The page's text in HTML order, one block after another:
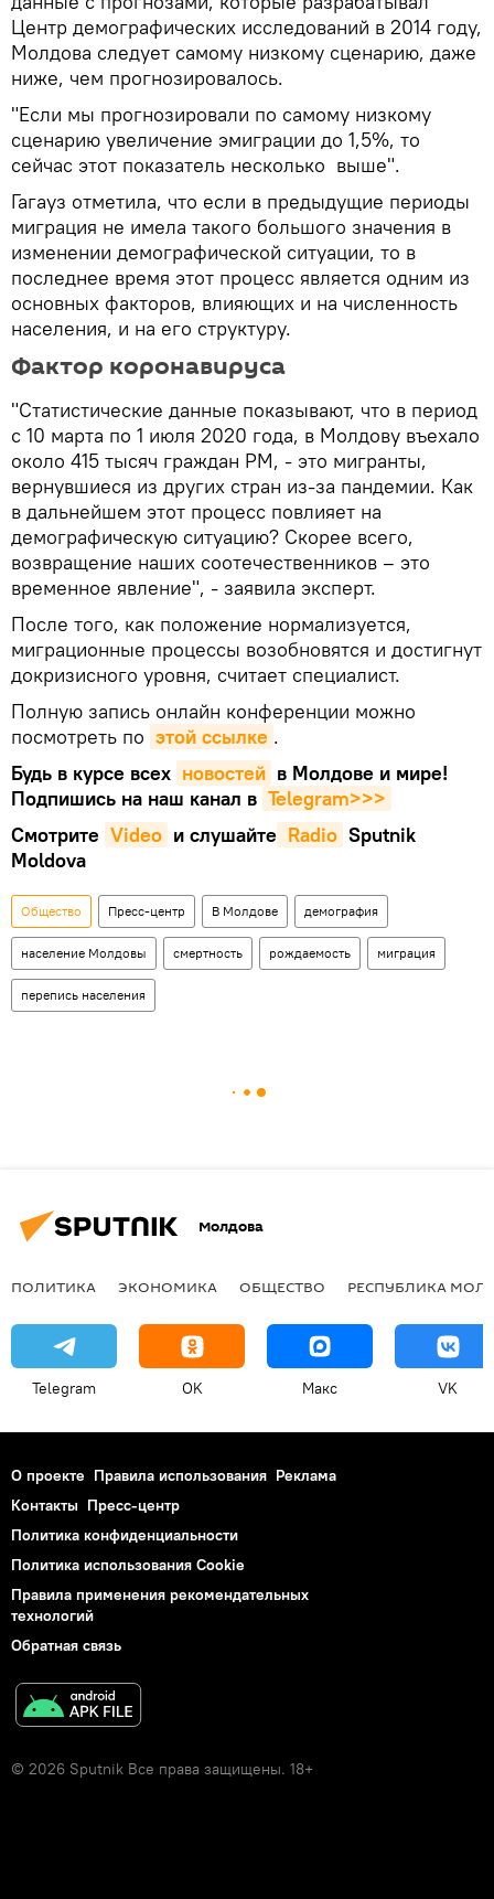
Центр демографических исследований в 2014 году,
Молдова следует самому низкому сценарию, даже
ниже, чем прогнозировалось.
"Если мы прогнозировали по самому низкому
сценарию увеличение эмиграции до 1,5%, то
сейчас этот показатель несколько выше".
Гагауз отметила, что если в предыдущие периоды
миграция не имела такого большого значения в
изменении демографической ситуации, то в
последнее время этот процесс является одним из
основных факторов, влияющих и на численность
населения, и на его структуру.
Фактор коронавируса
"Статистические данные показывают, что в период
с 10 марта по 1 июля 2020 года, в Молдову въехало
около 415 тысяч граждан РМ, - это мигранты,
вернувшиеся из других стран из-за пандемии. Как
в дальнейшем этот процесс повлияет на
демографическую ситуацию? Скорее всего,
возвращение наших соотечественников – это
временное явление", - заявила эксперт.
После того, как положение нормализуется,
миграционные процессы возобновятся и достигнут
докризисного уровня, считает специалист.
Полную запись онлайн конференции можно
посмотреть по этой ссылке .
Будь в курсе всех новостей в Молдове и мире!
Подпишись на наш канал в Telegram>>>
Смотрите Video и слушайте Radio Sputnik
Moldova
Общество Пресс-центр В Молдове демография
население Молдовы смертность рождаемость миграция
перепись населения
Молдова
ПОЛИТИКА ЭКОНОМИКА ОБЩЕСТВО РЕСПУБЛИКА
Telegram OK Макс VK
О проекте Правила использования Реклама
Контакты Пресс-центр
Политика конфиденциальности
Политика использования Cookie
Правила применения рекомендательных
технологий
Обратная связь
© 2026 Sputnik Все права защищены. 18+